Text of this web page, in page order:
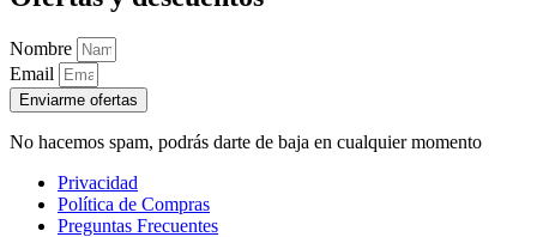
Nombre
Email
Enviarme ofertas
No hacemos spam, podrás darte de baja en cualquier momento
Privacidad
Política de Compras
Preguntas Frecuentes